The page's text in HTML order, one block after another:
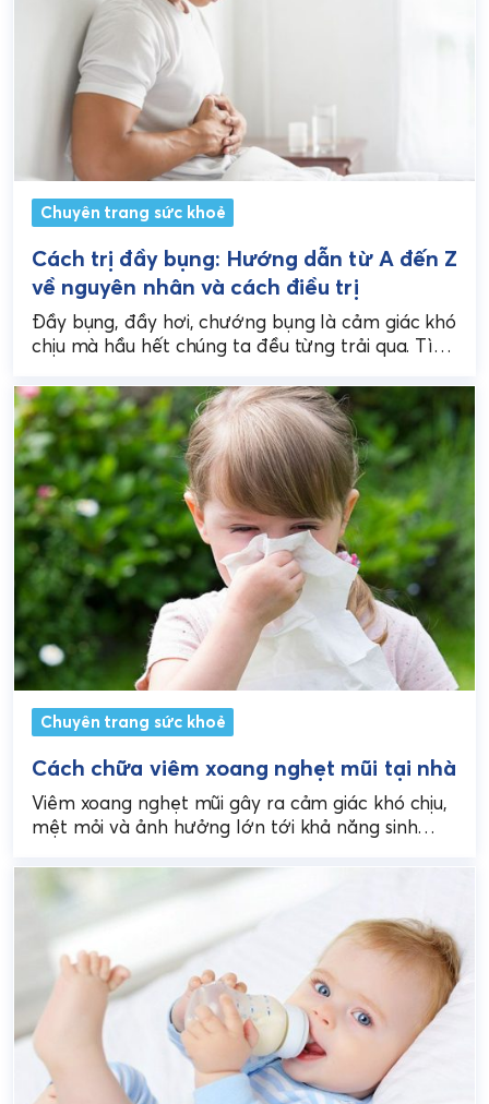
Chuyên trang sức khoẻ
Cách trị đầy bụng: Hướng dẫn từ A đến Z
về nguyên nhân và cách điều trị
Đầy bụng, đầy hơi, chướng bụng là cảm giác khó
chịu mà hầu hết chúng ta đều từng trải qua. Tình
Chuyên trang sức khoẻ
Cách chữa viêm xoang nghẹt mũi tại nhà
Viêm xoang nghẹt mũi gây ra cảm giác khó chịu,
mệt mỏi và ảnh hưởng lớn tới khả năng sinh